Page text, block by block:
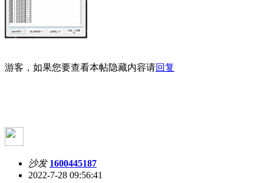
游客，如果您要查看本帖隐藏内容请回复
沙发 1600445187
2022-7-28 09:56:41